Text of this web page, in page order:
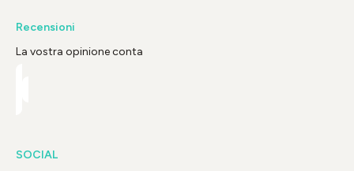
Recensioni
La vostra opinione conta
SOCIAL